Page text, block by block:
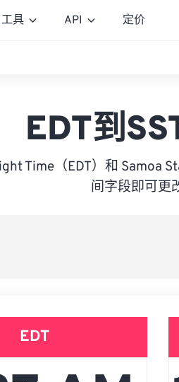
工具 API 定价
EDT到
Time（EDT）和 Samoa
间字段即可更
EDT